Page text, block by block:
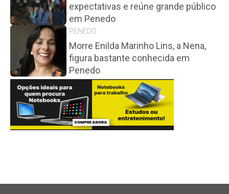
expectativas e reúne grande público
em Penedo
PENEDO
Morre Enilda Marinho Lins, a Nena,
figura bastante conhecida em
Penedo